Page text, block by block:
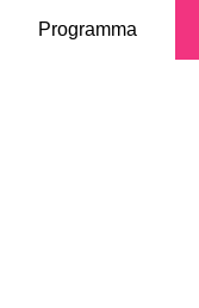
Programma